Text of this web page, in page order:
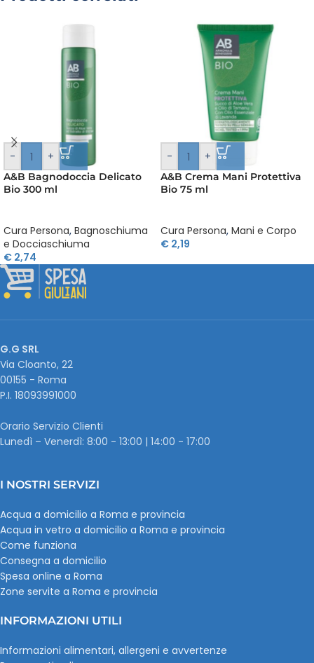
- +
A&B Bagnodoccia Delicato
Bio 300 ml
Cura Persona, Bagnoschiuma
e Docciaschiuma
€ 2,74
- +
A&B Crema Mani Protettiva
Bio 75 ml
Cura Persona, Mani e Corpo
€ 2,19
G.G SRL
Via Cloanto, 22
00155 - Roma
P.I. ‭18093991000
Orario Servizio Clienti
Lunedì – Venerdì: 8:00 - 13:00 | 14:00 - 17:00
I NOSTRI SERVIZI
Acqua a domicilio a Roma e provincia
Acqua in vetro a domicilio a Roma e provincia
Come funziona
Consegna a domicilio
Spesa online a Roma
Zone servite a Roma e provincia
INFORMAZIONI UTILI
Informazioni alimentari, allergeni e avvertenze